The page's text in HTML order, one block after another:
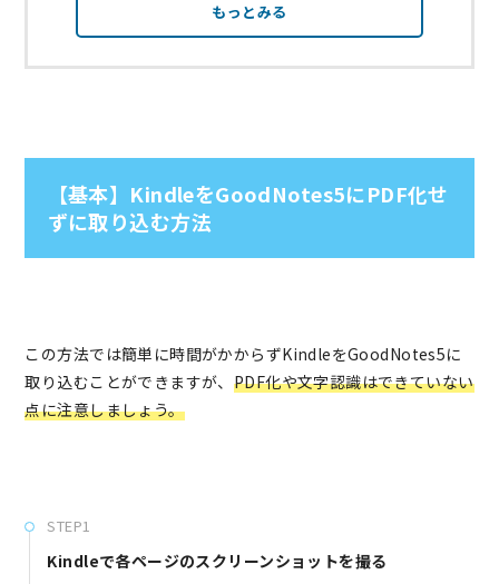
もっとみる
【基本】KindleをGoodNotes5にPDF化せ
ずに取り込む方法
この方法では簡単に時間がかからずKindleをGoodNotes5に
取り込むことができますが、 PDF化や文字認識はできていない
点に注意しましょう。
STEP1
Kindleで各ページのスクリーンショットを撮る